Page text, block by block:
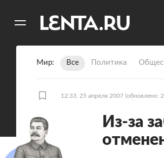
Мир Все Политика
12:33, 25 апреля 2007 (обновлено:
Из-за